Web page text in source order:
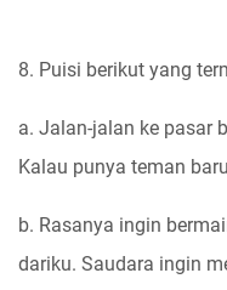
8. Puisi berikut yang
a. Jalan-jalan ke pasar
Kalau punya teman
b. Rasanya ingin
dariku. Saudara ingin